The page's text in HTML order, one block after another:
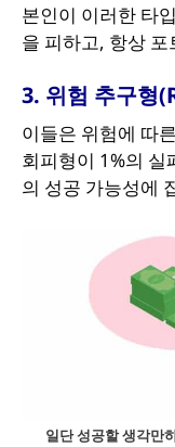
본인이 이러한 타
을 피하고, 항상
3. 위험 추구형
이들은 위험에 따
회피형이 1%의 실
의 성공 가능성에
일단 성공할 생각만